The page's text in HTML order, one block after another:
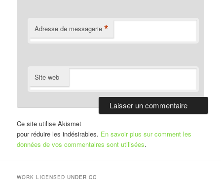
Adresse de messagerie *
Site web
Ce site utilise Akismet
pour réduire les indésirables. En savoir plus sur comment les
données de vos commentaires sont utilisées.
WORK LICENSED UNDER CC